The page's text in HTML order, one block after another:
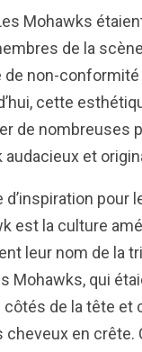
Mohawks
de la
de non-conformité
cette
de nombreuses
audacieux et
pour
est la culture
leur nom de la
Mohawks, qui
côtés de la tête et
cheveux en crête.